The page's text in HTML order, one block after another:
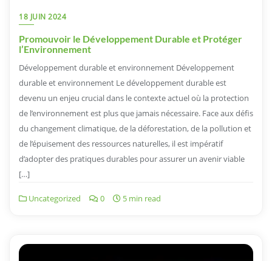
18 JUIN 2024
Promouvoir le Développement Durable et Protéger
l’Environnement
Développement durable et environnement Développement
durable et environnement Le développement durable est
devenu un enjeu crucial dans le contexte actuel où la protection
de l’environnement est plus que jamais nécessaire. Face aux défis
du changement climatique, de la déforestation, de la pollution et
de l’épuisement des ressources naturelles, il est impératif
d’adopter des pratiques durables pour assurer un avenir viable
[…]
Uncategorized 0 5 min read